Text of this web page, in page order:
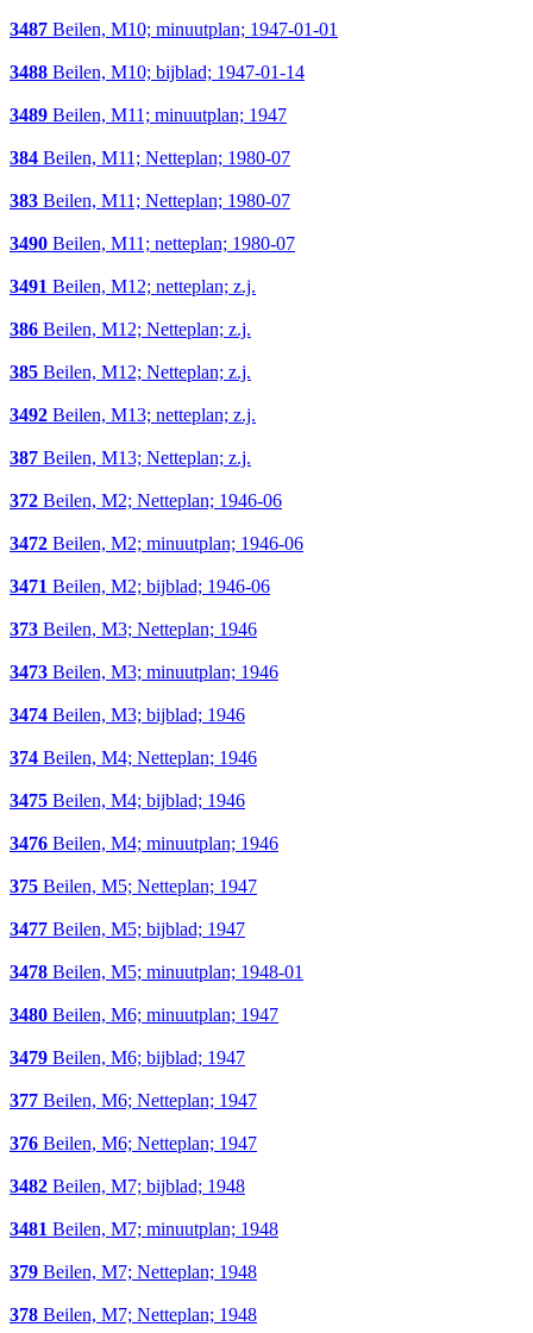
3487 Beilen, M10; minuutplan; 1947-01-01
3488 Beilen, M10; bijblad; 1947-01-14
3489 Beilen, M11; minuutplan; 1947
384 Beilen, M11; Netteplan; 1980-07
383 Beilen, M11; Netteplan; 1980-07
3490 Beilen, M11; netteplan; 1980-07
3491 Beilen, M12; netteplan; z.j.
386 Beilen, M12; Netteplan; z.j.
385 Beilen, M12; Netteplan; z.j.
3492 Beilen, M13; netteplan; z.j.
387 Beilen, M13; Netteplan; z.j.
372 Beilen, M2; Netteplan; 1946-06
3472 Beilen, M2; minuutplan; 1946-06
3471 Beilen, M2; bijblad; 1946-06
373 Beilen, M3; Netteplan; 1946
3473 Beilen, M3; minuutplan; 1946
3474 Beilen, M3; bijblad; 1946
374 Beilen, M4; Netteplan; 1946
3475 Beilen, M4; bijblad; 1946
3476 Beilen, M4; minuutplan; 1946
375 Beilen, M5; Netteplan; 1947
3477 Beilen, M5; bijblad; 1947
3478 Beilen, M5; minuutplan; 1948-01
3480 Beilen, M6; minuutplan; 1947
3479 Beilen, M6; bijblad; 1947
377 Beilen, M6; Netteplan; 1947
376 Beilen, M6; Netteplan; 1947
3482 Beilen, M7; bijblad; 1948
3481 Beilen, M7; minuutplan; 1948
379 Beilen, M7; Netteplan; 1948
378 Beilen, M7; Netteplan; 1948